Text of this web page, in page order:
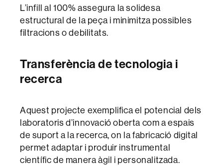
L’infill al 100% assegura la solidesa
estructural de la peça i minimitza possibles
filtracions o debilitats.
Transferència de tecnologia i
recerca
Aquest projecte exemplifica el potencial dels
laboratoris d’innovació oberta com a espais
de suport a la recerca, on la fabricació digital
permet adaptar i produir instrumental
científic de manera àgil i personalitzada.